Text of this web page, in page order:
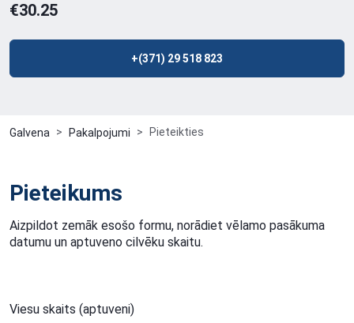
€30.25
+(371) 29 518 823
Galvena Pakalpojumi Pieteikties
Pieteikums
Aizpildot zemāk esošo formu, norādiet vēlamo pasākuma
datumu un aptuveno cilvēku skaitu.
Viesu skaits (aptuveni)